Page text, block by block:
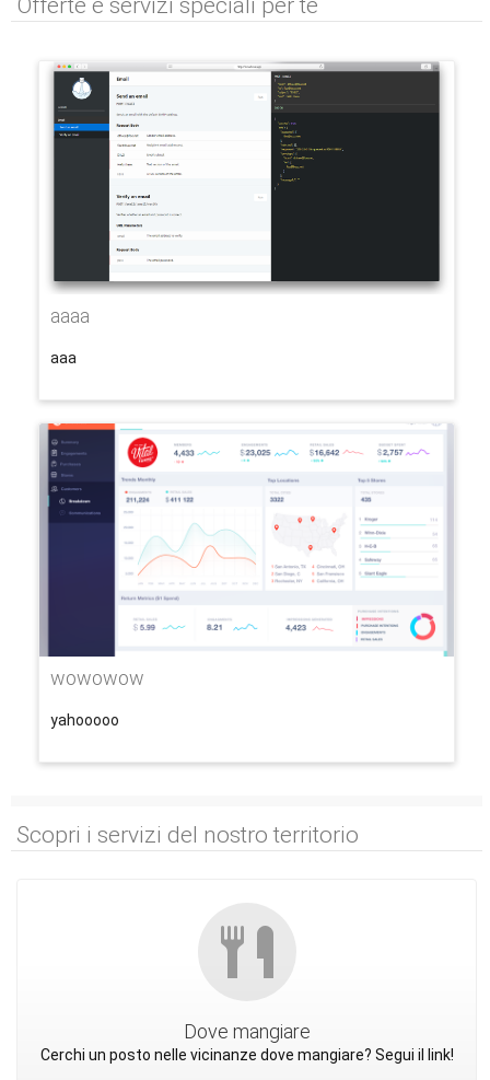
Offerte e servizi speciali per te
aaaa
aaa
wowowow
yahooooo
Scopri i servizi del nostro territorio
Dove mangiare
Cerchi un posto nelle vicinanze dove mangiare? Segui il link!